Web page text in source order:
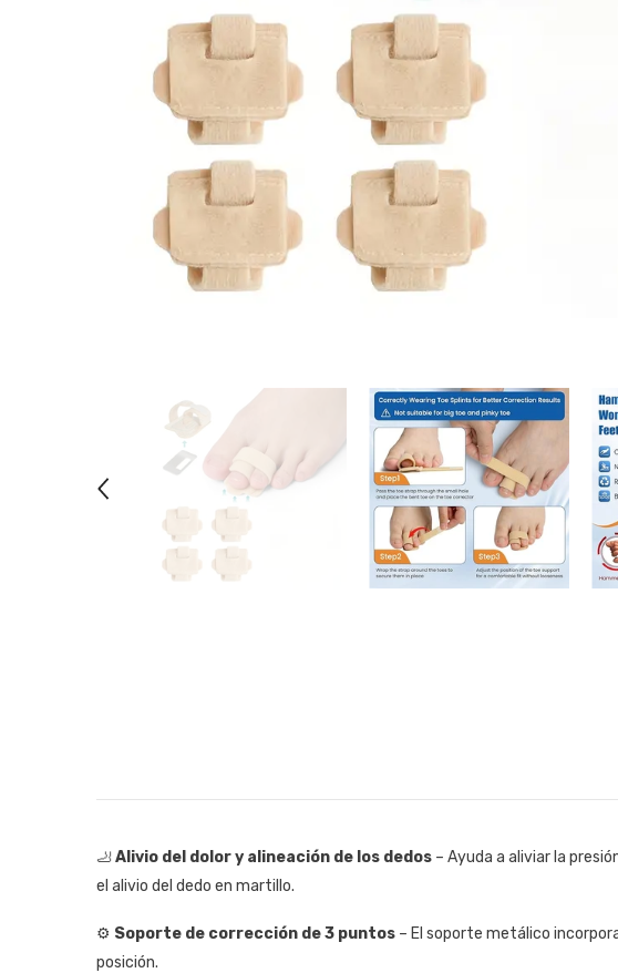
🦶Alivio del dolor y alineación de los dedos – Ayuda a aliviar la
el alivio del dedo en martillo.
⚙️ Soporte de corrección de 3 puntos – El soporte metálico
posición.